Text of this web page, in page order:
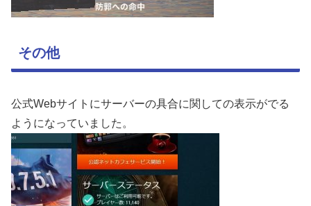
その他
公式Webサイトにサーバーの具合に関しての表示がでる
ようになっていました。